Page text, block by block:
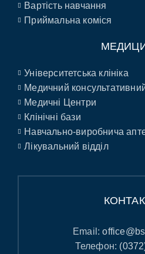
Вартість навчання
Приймальна коміся
Університетська клініка
Медичний
Медичні Центри
Клінічні бази
Навчально-виробнича
Лікувальний відділ
Email:
Телефон: